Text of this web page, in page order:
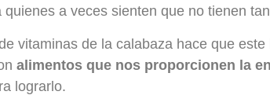
a veces sienten que no tienen
vitaminas de la calabaza hace que
alimentos que nos proporcionen la
lograrlo.